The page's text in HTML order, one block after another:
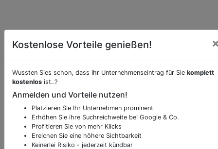
Beschreibung & Services vonFahrradgeschäft-
Fahrradwerkstatt-Fahrradverleih-Fahrradservice
Sie möchten eine Beschreibung, Dienstleistung
Kostenlose Vorteile genießen!
Wussten Sies schon, dass Ihr Unternehmenseintrag für Sie komplett
kostenlos ist..?
Anmelden und Vorteile nutzen!
Platzieren Sie Ihr Unternehmen prominent
Erhöhen Sie ihre Suchreichweite bei Google & Co.
Profitieren Sie von mehr Klicks
Ereichen Sie eine höhere Sichtbarkeit
Keinerlei Risiko - jederzeit kündbar